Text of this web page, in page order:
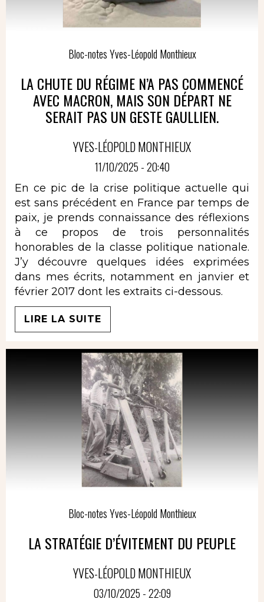
Bloc-notes Yves-Léopold Monthieux
LA CHUTE DU RÉGIME N’A PAS COMMENCÉ
AVEC MACRON, MAIS SON DÉPART NE
SERAIT PAS UN GESTE GAULLIEN.
YVES-LÉOPOLD MONTHIEUX
11/10/2025 - 20:40
En ce pic de la crise politique actuelle qui
est sans précédent en France par temps de
paix, je prends connaissance des réflexions
à ce propos de trois personnalités
honorables de la classe politique nationale.
J’y découvre quelques idées exprimées
dans mes écrits, notamment en janvier et
février 2017 dont les extraits ci-dessous.
LIRE LA SUITE
Bloc-notes Yves-Léopold Monthieux
LA STRATÉGIE D’ÉVITEMENT DU PEUPLE
YVES-LÉOPOLD MONTHIEUX
03/10/2025 - 22:09